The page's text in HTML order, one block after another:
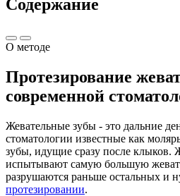
Содержание
О методе
Протезирование
современной
Жевательные зубы - это дальние
стоматологии известные как
зубы, идущие сразу после клыков.
испытывают самую большую
разрушаются раньше остальных и
протезировании.